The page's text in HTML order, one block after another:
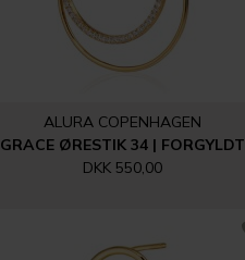
ALURA COPENHAGEN
GRACE ØRESTIK 34 | FORGYLDT
DKK 550,00